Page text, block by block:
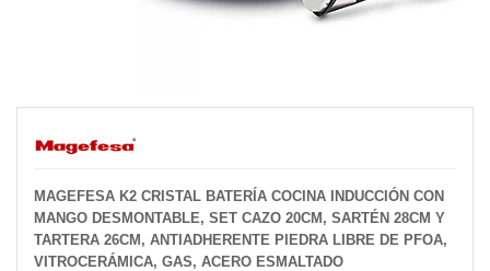
MAGEFESA K2 CRISTAL BATERÍA COCINA INDUCCIÓN CON
MANGO DESMONTABLE, SET CAZO 20CM, SARTÉN 28CM Y
TARTERA 26CM, ANTIADHERENTE PIEDRA LIBRE DE PFOA,
VITROCERÁMICA, GAS, ACERO ESMALTADO